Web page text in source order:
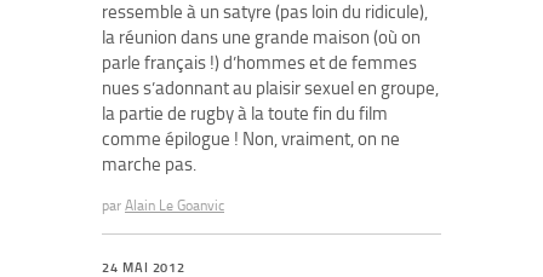
ressemble à un satyre (pas loin du ridicule),
la réunion dans une grande maison (où on
parle français !) d’hommes et de femmes
nues s’adonnant au plaisir sexuel en groupe,
la partie de rugby à la toute fin du film
comme épilogue ! Non, vraiment, on ne
marche pas.
par Alain Le Goanvic
24 MAI 2012